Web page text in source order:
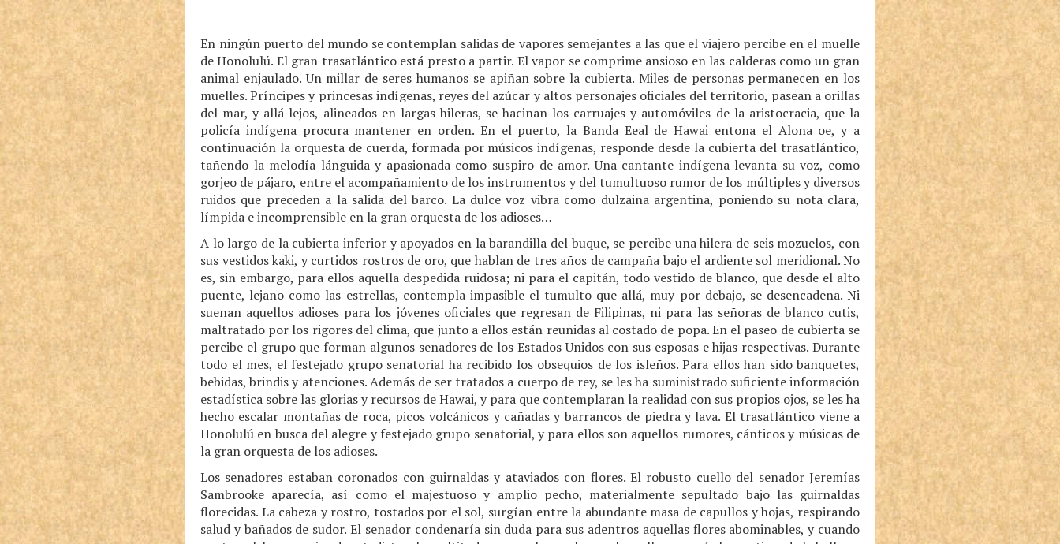
En ningún puerto del mundo se contemplan salidas de vapores semejantes a las que el viajero percibe en el muelle
de Honolulú. El gran trasatlántico está presto a partir. El vapor se comprime ansioso en las calderas como un gran
animal enjaulado. Un millar de seres humanos se apiñan sobre la cubierta. Miles de personas permanecen en los
muelles. Príncipes y princesas indígenas, reyes del azúcar y altos personajes oficiales del territorio, pasean a orillas
del mar, y allá lejos, alineados en largas hileras, se hacinan los carruajes y automóviles de la aristocracia, que la
policía indígena procura mantener en orden. En el puerto, la Banda Eeal de Hawai entona el Alona oe, y a
continuación la orquesta de cuerda, formada por músicos indígenas, responde desde la cubierta del trasatlántico,
tañendo la melodía lánguida y apasionada como suspiro de amor. Una cantante indígena levanta su voz, como
gorjeo de pájaro, entre el acompañamiento de los instrumentos y del tumultuoso rumor de los múltiples y diversos
ruidos que preceden a la salida del barco. La dulce voz vibra como dulzaina argentina, poniendo su nota clara,
límpida e incomprensible en la gran orquesta de los adioses…
A lo largo de la cubierta inferior y apoyados en la barandilla del buque, se percibe una hilera de seis mozuelos, con
sus vestidos kaki, y curtidos rostros de oro, que hablan de tres años de campaña bajo el ardiente sol meridional. No
es, sin embargo, para ellos aquella despedida ruidosa; ni para el capitán, todo vestido de blanco, que desde el alto
puente, lejano como las estrellas, contempla impasible el tumulto que allá, muy por debajo, se desencadena. Ni
suenan aquellos adioses para los jóvenes oficiales que regresan de Filipinas, ni para las señoras de blanco cutis,
maltratado por los rigores del clima, que junto a ellos están reunidas al costado de popa. En el paseo de cubierta se
percibe el grupo que forman algunos senadores de los Estados Unidos con sus esposas e hijas respectivas. Durante
todo el mes, el festejado grupo senatorial ha recibido los obsequios de los isleños. Para ellos han sido banquetes,
bebidas, brindis y atenciones. Además de ser tratados a cuerpo de rey, se les ha suministrado suficiente información
estadística sobre las glorias y recursos de Hawai, y para que contemplaran la realidad con sus propios ojos, se les ha
hecho escalar montañas de roca, picos volcánicos y cañadas y barrancos de piedra y lava. El trasatlántico viene a
Honolulú en busca del alegre y festejado grupo senatorial, y para ellos son aquellos rumores, cánticos y músicas de
la gran orquesta de los adioses.
Los senadores estaban coronados con guirnaldas y ataviados con flores. El robusto cuello del senador Jeremías
Sambrooke aparecía, así como el majestuoso y amplio pecho, materialmente sepultado bajo las guirnaldas
florecidas. La cabeza y rostro, tostados por el sol, surgían entre la abundante masa de capullos y hojas, respirando
salud y bañados de sudor. El senador condenaría sin duda para sus adentros aquellas flores abominables, y cuando